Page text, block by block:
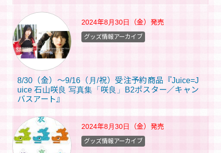
2024年8月30日（金） 発売
8/30（金）～9/16（月/祝）受注予約商品『Juice=J
uice 石山咲良 写真集「咲良」B2ポスター／キャン
バスアート』
グッズ情報アーカイブ
2024年8月30日（金） 発売
グッズ情報アーカイブ